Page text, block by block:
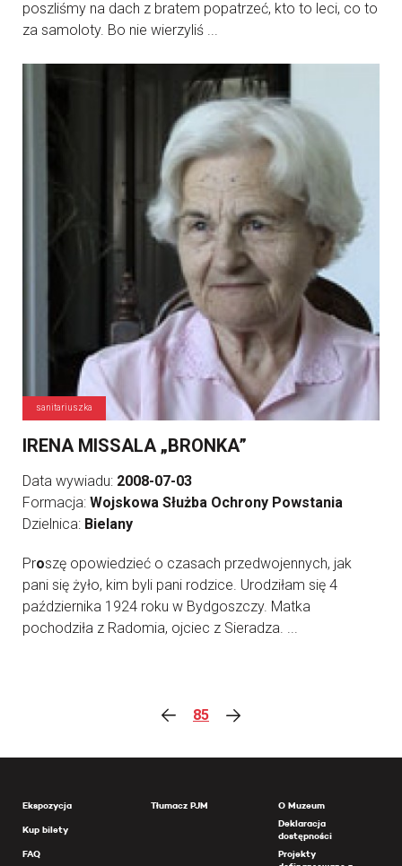
poszliśmy na dach z bratem popatrzeć, kto to leci, co to
za samoloty. Bo nie wierzyliś ...
sanitariuszka
IRENA MISSALA „BRONKA”
Data wywiadu: 2008-07-03
Formacja: Wojskowa Służba Ochrony Powstania
Dzielnica: Bielany
Proszę opowiedzieć o czasach przedwojennych, jak
pani się żyło, kim byli pani rodzice. Urodziłam się 4
października 1924 roku w Bydgoszczy. Matka
pochodziła z Radomia, ojciec z Sieradza. ...
85
Ekspozycja
Kup bilety
FAQ
Tłumacz PJM
O Muzeum
Deklaracja
dostępności
Projekty